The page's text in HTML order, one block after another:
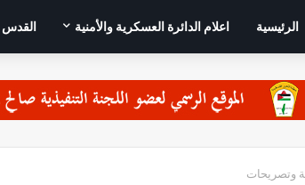
الرئيسية اعلام الدائرة العسكرية والأمنية القدس
وتصريحات